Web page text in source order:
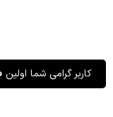
کاربر گرامی شما